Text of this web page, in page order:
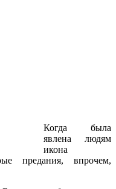
Когда была
явлена людям
икона
предания, впрочем,